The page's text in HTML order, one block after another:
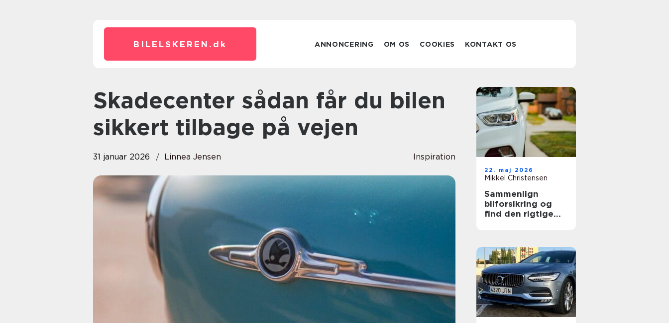
BILELSKEREN. dk ANNONCERING OM OS COOKIES KONTAKT OS
Skadecenter sådan får du bilen
sikkert tilbage på vejen
31 januar 2026 Linnea Jensen Inspiration
22. maj 2026
Mikkel Christensen
Sammenlign
bilforsikring og
find den rigtige